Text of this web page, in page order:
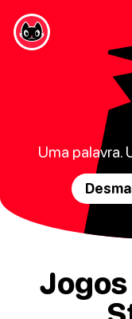
Uma palavra.